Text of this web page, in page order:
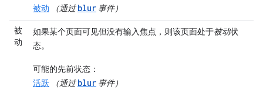
被动
（通过blur 事件）
被
动
如果某个页面可见但没有输入焦点，则该页面处于被动状
态。
可能的先前状态 ：
活跃
（通过blur 事件）